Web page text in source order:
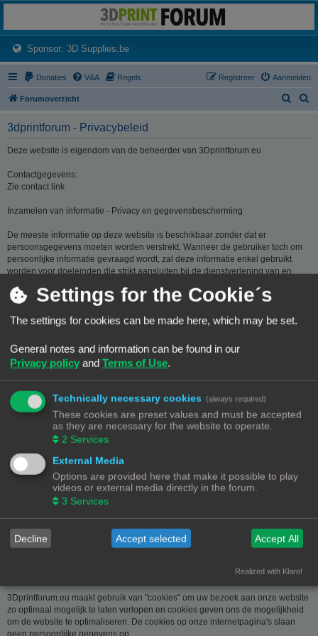
Het 3D print forum van de Benelux na de sluiting van 3dprintforum.nl
Sponsor: 3D Supplies.be(Opens a new tab)
Donaties V&A Regels Aanmelden
Registreer
Forumoverzicht
3dprintforum - Privacybeleid
Deze website is eigendom van de beheerder van 3Dprintforum.eu
Contactgegevens:
Zie contact link
Inzamelen van informatie - Privacy en gegevensbescherming
De meeste informatie op deze website is beschikbaar zonder dat er
persoonsgegevens moeten worden verstrekt. Wanneer de gebruiker toch om
persoonlijke informatie gevraagd wordt, zal deze informatie enkel gebruikt
worden voor doeleinden die strikt aansluiten bij de dienstverlening van en
registreren van een account dan wel op basis van haar gerechtvaardigd
belang om diensten te verlenen en u hiervoor te contacteren. De informatie
over u wordt u op verzoek meegedeeld. U kan deze, indien nodig, laten
contact link. Bent u het niet eens met de manier waarop 3DPrintforum.eu uw
gegevens verwerkt, kan u klacht indienen bij de
Gegevensbeschermingsautoriteit
(www.privacycommission.be
- Drukpersstraat 35 te 1000 Brussel). Meer
informatie over de manier waarop 3DPrintforum.eu omgaat met uw gegevens
vindt u in het algemeen beleid inzake gegevensbescherming. Door de
toegang tot en het gebruik van de website verklaart u zich uitdrukkelijk akkoord
met de volgende algemene voorwaarden:
Aansprakelijkheid
De op deze website beschikbaar gestelde informatie is met de grootste zorg
samengesteld. Uiteraard is deze informatie richtinggevend en door de
beknoptheid niet altijd volledig. Voor verdere en concrete uitleg kan u met
welke vorm dan ook die voortvloeit uit het gebruik van de aangeboden
informatie.
3Dprintforum.eu maakt gebruik van "cookies" om uw bezoek aan onze website
zo optimaal mogelijk te laten verlopen en cookies geven ons de mogelijkheid
om de website te optimaliseren. De cookies op onze internetpagina's slaan
geen persoonlijke gegevens op.
Settings for the Cookie´s
The settings for cookies can be made here, which may be set.
General notes and information can be found in our
Privacy policy and Terms of Use.
Technically necessary cookies (always required)
These cookies are preset values and must be accepted
as they are necessary for the website to operate.
2 Services
External Media
Options are provided here that make it possible to play
videos or external media directly in the forum.
3 Services
Decline Accept selected Accept All
Realized with Klaro!